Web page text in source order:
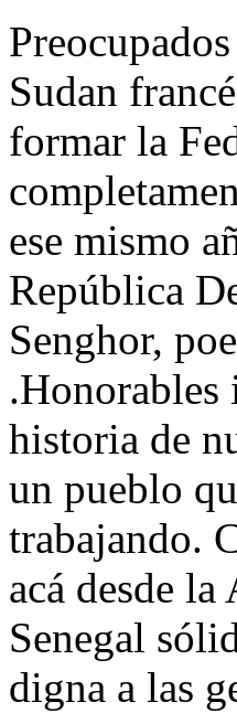
Sudan
formar la
ese mismo
República
Senghor,
.Honorables
historia de
un pueblo
trabajando.
acá desde
Senegal
digna a las